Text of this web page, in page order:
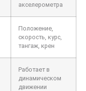
акселерометра
Положение,
скорость, курс,
тангаж, крен
Работает в
динамическом
движении